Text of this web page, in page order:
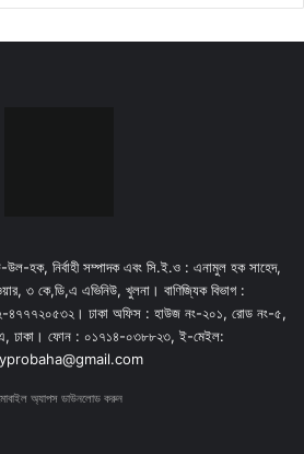
হক, নির্বাহী সম্পাদক এবং সি.ই.ও : এনামুল হক সাহেদ,
৩ কে,ডি,এ এভিনিউ, খুলনা। বাণিজ্যিক বিভাগ :
৪৭৭৭২০৫৩২। ঢাকা অফিস : হাউজ নং-২০১, রোড নং-৫,
ঢাকা। ফোন : ০১৭১৪-০৩৮৮২৩, ই-মেইল:
অ্যাপস ডাউনলোড করুন